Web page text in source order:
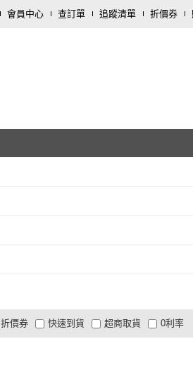
會員中心 查訂單 追蹤清單 折價券
折價券
有影片
商品有量 電視購物
快速到貨 超商取貨 0利率